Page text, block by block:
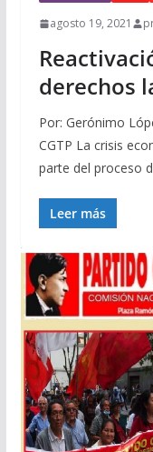
agosto 19, 2021
derechos
Por: Gerónimo
CGTP La crisis
parte del proceso
Leer más